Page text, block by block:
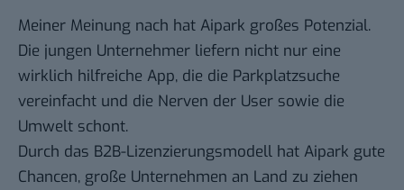
Meiner Meinung nach hat Aipark großes Potenzial.
Die jungen Unternehmer liefern nicht nur eine
wirklich hilfreiche App, die die Parkplatzsuche
vereinfacht und die Nerven der User sowie die
Umwelt schont.
Durch das B2B-Lizenzierungsmodell hat Aipark gute
Chancen, große Unternehmen an Land zu ziehen